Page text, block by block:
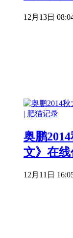
12月13日
奥鹏
文》在
12月11日